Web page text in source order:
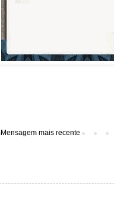
Mensagem mais recente